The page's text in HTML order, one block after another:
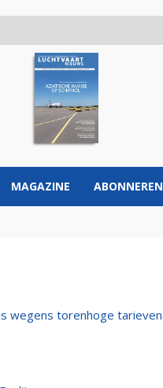
MAGAZINE ABONNEREN
wegens torenhoge tarieven